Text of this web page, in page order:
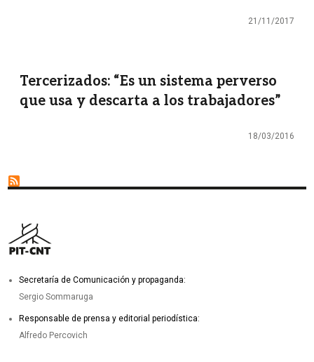
21/11/2017
Tercerizados: “Es un sistema perverso
que usa y descarta a los trabajadores”
18/03/2016
Secretaría de Comunicación y propaganda:
Sergio Sommaruga
Responsable de prensa y editorial periodística:
Alfredo Percovich